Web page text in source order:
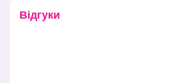
Відгуки